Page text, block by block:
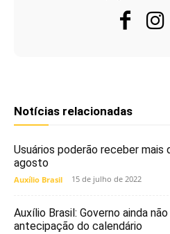
Notícias relacionadas
Usuários poderão receber mais
agosto
Auxílio Brasil 15 de julho de 2022
Auxílio Brasil: Governo ainda
antecipação do calendário